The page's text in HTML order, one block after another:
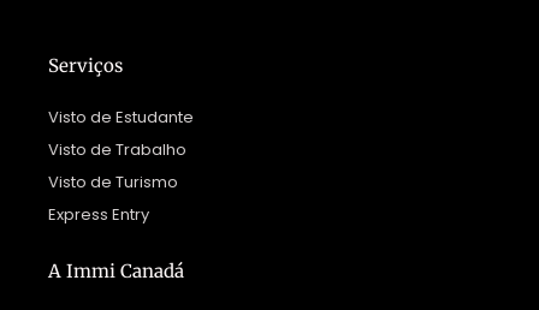
Serviços
Visto de Estudante
Visto de Trabalho
Visto de Turismo
Express Entry
A Immi Canadá